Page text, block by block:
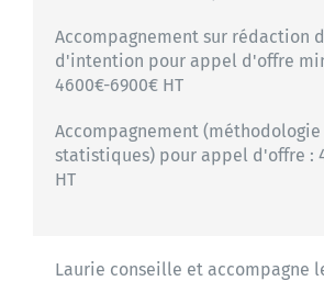
Accompagnement sur rédaction
d'intention pour appel d'offre
4600€-6900€ HT
Accompagnement (méthodologie
statistiques) pour appel d'offre :
HT
Laurie conseille et accompagne